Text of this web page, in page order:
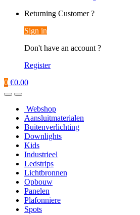
Returning Customer ?
Sign in
Don't have an account ?
Register
0 €0.00
Webshop
Aansluitmaterialen
Buitenverlichting
Downlights
Kids
Industrieel
Ledstrips
Lichtbronnen
Opbouw
Panelen
Plafonniere
Spots